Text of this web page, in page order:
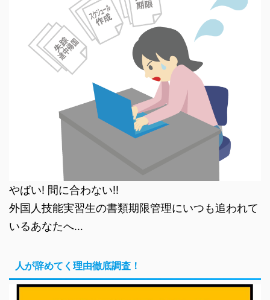
やばい! 間に合わない!!
外国人技能実習生の書類期限管理にいつも追われて
いるあなたへ…
人が辞めてく理由徹底調査！